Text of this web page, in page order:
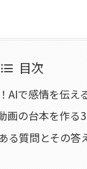
目次
AIで感情を伝え
画の台本を作る
る質問とその答